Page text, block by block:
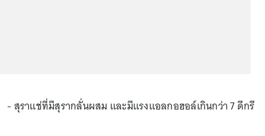
- สุราแช่ที่มีสุรากลั่นผสม และมีแรงแอลกอฮอล์เกินกว่า 7 ดีกรี